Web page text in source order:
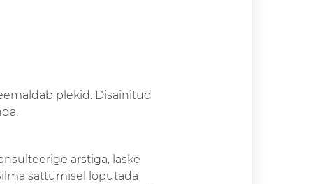
plekid. Disainitud
arstiga, laske
sattumisel loputada